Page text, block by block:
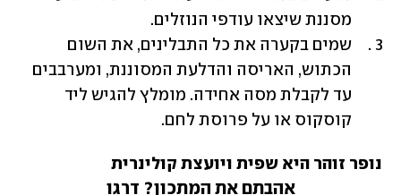
מסננת שיצאו עודפי הנוזלים.
קוסקוס או על פרוסת לחם.
נופר זוהר היא שפית ויועצת קולינרית
אהבתם את המתכון? דרגו